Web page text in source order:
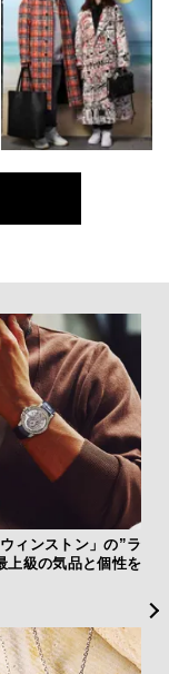
ウィンストン」の”ラ
上級の気品と個性を
な